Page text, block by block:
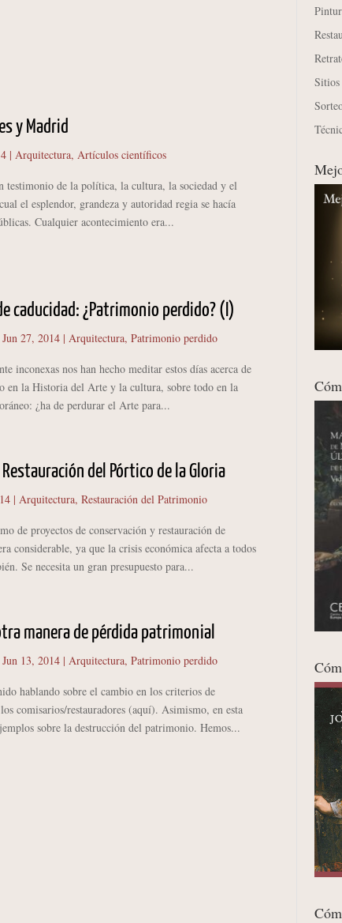
y Madrid
| Arquitectura, Artículos científicos
de la política, la cultura, la sociedad y el
el esplendor, grandeza y autoridad regia se hacía
Cualquier acontecimiento era...
caducidad: ¿Patrimonio perdido? (I)
Jun 27, 2014| Arquitectura, Patrimonio perdido
inconexas nos han hecho meditar estos días acerca de
en la Historia del Arte y la cultura, sobre todo en la
¿ha de perdurar el Arte para...
del Pórtico de la Gloria
| Arquitectura, Restauración del Patrimonio
de proyectos de conservación y restauración de
considerable, ya que la crisis económica afecta a todos
Se necesita un gran presupuesto para...
manera de pérdida patrimonial
Jun 13, 2014| Arquitectura, Patrimonio perdido
hablando sobre el cambio en los criterios de
comisarios/restauradores (aquí). Asimismo, en esta
sobre la destrucción del patrimonio. Hemos...
Sitios